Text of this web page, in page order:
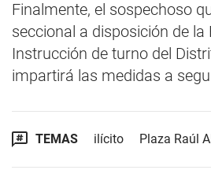
Finalmente, el sospechoso
seccional a disposición de la
Instrucción de turno del
impartirá las medidas a
TEMAS ilícito Plaza Raúl